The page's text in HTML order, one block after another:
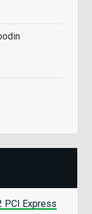
PCI Express